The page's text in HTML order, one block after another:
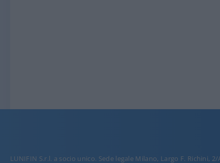
LUNIFIN S.r.l. a socio unico. Sede legale Milano, Largo F. Richini, 2/